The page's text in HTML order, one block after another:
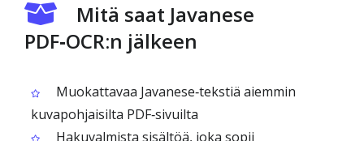
Mitä saat Javanese
PDF‑OCR:n jälkeen
Muokattavaa Javanese‑tekstiä aiemmin
kuvapohjaisilta PDF‑sivuilta
Hakuvalmista sisältöä, joka sopii